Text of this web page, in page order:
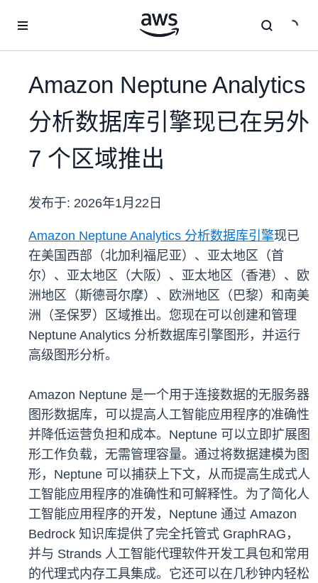
Amazon Neptune Analytics
分析数据库引擎现已在另外
7 个区域推出
发布于: 2026年1月22日
Amazon Neptune Analytics 分析数据库引擎现已
在美国西部（北加利福尼亚）、亚太地区（首
尔）、亚太地区（大阪）、亚太地区（香港）、欧
洲地区（斯德哥尔摩）、欧洲地区（巴黎）和南美
洲（圣保罗）区域推出。您现在可以创建和管理
Neptune Analytics 分析数据库引擎图形，并运行
高级图形分析。
Amazon Neptune 是一个用于连接数据的无服务器
图形数据库，可以提高人工智能应用程序的准确性
并降低运营负担和成本。Neptune 可以立即扩展图
形工作负载，无需管理容量。通过将数据建模为图
形，Neptune 可以捕获上下文，从而提高生成式人
工智能应用程序的准确性和可解释性。为了简化人
工智能应用程序的开发，Neptune 通过 Amazon
Bedrock 知识库提供了完全托管式 GraphRAG，
并与 Strands 人工智能代理软件开发工具包和常用
的代理式内存工具集成。它还可以在几秒钟内轻松